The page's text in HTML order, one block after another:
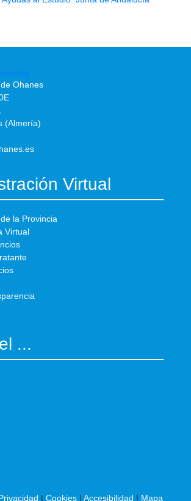
Ohanes
(Almería)
Virtual
la Provincia
Virtual
...
| Cookies | Accesibilidad | Mapa